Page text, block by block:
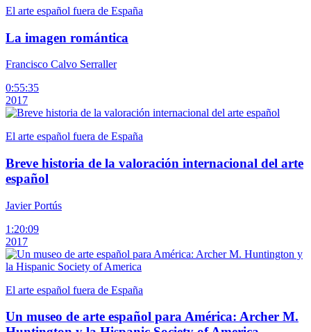
El arte español fuera de España
La imagen romántica
Francisco Calvo Serraller
0:55:35
2017
El arte español fuera de España
Breve historia de la valoración internacional del arte
español
Javier Portús
1:20:09
2017
El arte español fuera de España
Un museo de arte español para América: Archer M.